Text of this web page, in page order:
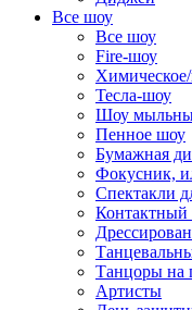
Все шоу
Все шоу
Fire-шоу
Тесла-шоу
Шоу
Пенное шоу
Бумажная
Фокусник,
Спектакли
Контактный
Танцоры на
Артисты